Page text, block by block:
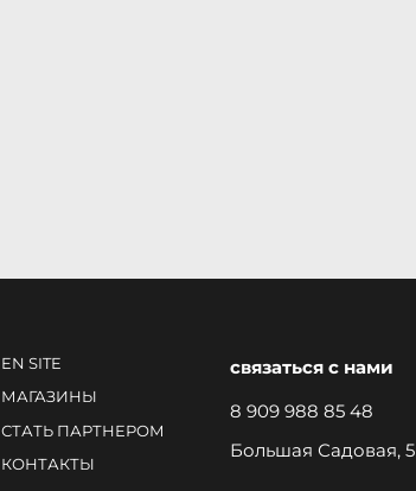
EN SITE
МАГАЗИНЫ
СТАТЬ ПАРТНЕРОМ
КОНТАКТЫ
связаться с нами
8 909 988 85 48
Большая Садовая, 5